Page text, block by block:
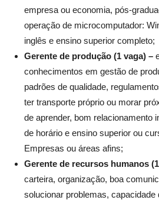
empresa ou economia, pós-
operação de microcomputador:
inglês e ensino superior completo;
Gerente de produção (1 vaga) –
conhecimentos em gestão de
padrões de qualidade,
ter transporte próprio ou morar
de aprender, bom relacionamento
de horário e ensino superior ou
Empresas ou áreas afins;
Gerente de recursos humanos
carteira, organização, boa
solucionar problemas, capacidade